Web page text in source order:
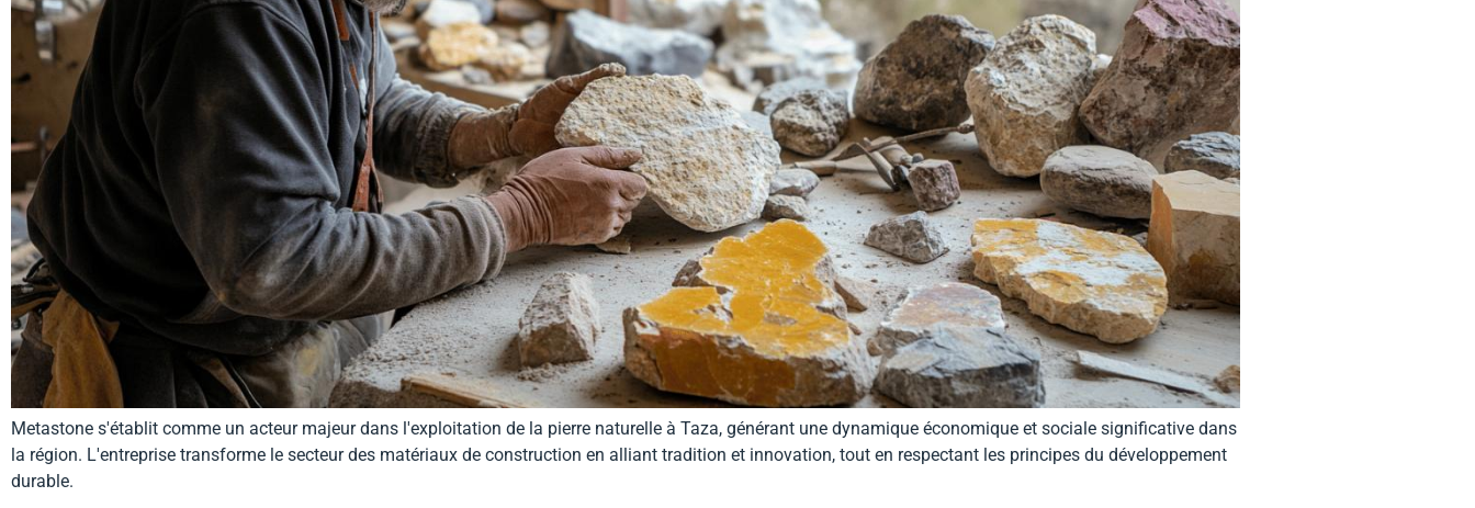
Metastone s'établit comme un acteur majeur dans l'exploitation de la pierre naturelle à Taza, générant une dynamique économique et sociale significative dans
la région. L'entreprise transforme le secteur des matériaux de construction en alliant tradition et innovation, tout en respectant les principes du développement
durable.